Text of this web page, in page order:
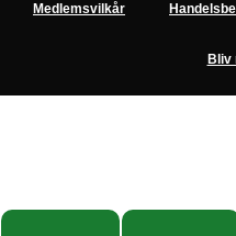
Medlemsvilkår
Bliv